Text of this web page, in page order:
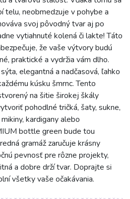
telu, neobmedzuje v pohybe a
svoj pôvodný tvar aj po
vytiahnuté kolená či lakte! Táto
že vaše výtvory budú
praktické a vydržia vám dlho.
elegantná a nadčasová, ľahko
kúsku šmrnc. Tento
na šitie širokej škály
pohodlné tričká, šaty, sukne,
kardigany alebo
bottle green bude tou
gramáž zaručuje krásny
pevnosť pre rôzne projekty,
a dobre drží tvar. Doprajte si
všetky vaše očakávania.